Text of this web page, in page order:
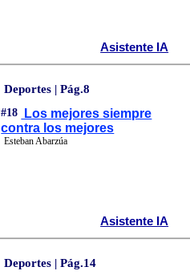
Asistente IA
Deportes | Pág.8
#18
Los mejores siempre
contra los mejores
Esteban Abarzúa
Asistente IA
Deportes | Pág.14